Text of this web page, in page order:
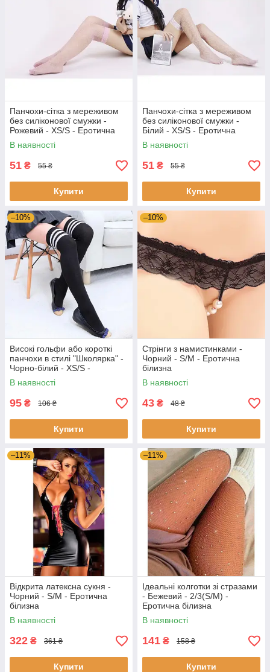
Панчохи-сітка з мереживом
без силіконової смужки -
Рожевий - XS/S - Еротична
білизна
В наявності
51 ₴ 55 ₴
Купити
Панчохи-сітка з мереживом
без силіконової смужки -
Білий - XS/S - Еротична
білизна
В наявності
51 ₴ 55 ₴
Купити
–10%
Високі гольфи або короткі
панчохи в стилі "Школярка" -
Чорно-білий - XS/S -
Еротична білизна
В наявності
95 ₴ 106 ₴
Купити
–10%
Стрінги з намистинками -
Чорний - S/M - Еротична
білизна
В наявності
43 ₴ 48 ₴
Купити
–11%
Відкрита латексна сукня -
Чорний - S/M - Еротична
білизна
В наявності
322 ₴ 361 ₴
Купити
–11%
Ідеальні колготки зі стразами
- Бежевий - 2/3(S/M) -
Еротична білизна
В наявності
141 ₴ 158 ₴
Купити